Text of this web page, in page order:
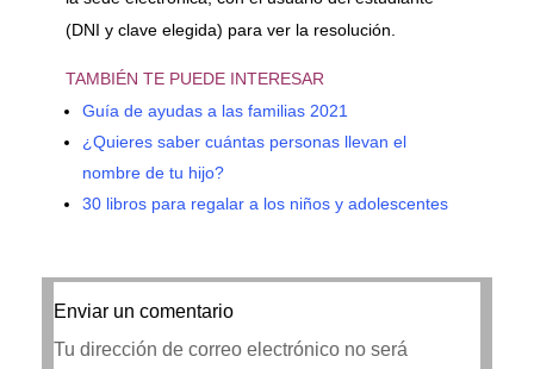
(DNI y clave elegida) para ver la resolución.
TAMBIÉN TE PUEDE INTERESAR
Guía de ayudas a las familias 2021
¿Quieres saber cuántas personas llevan el
nombre de tu hijo?
30 libros para regalar a los niños y adolescentes
Enviar un comentario
Tu dirección de correo electrónico no será